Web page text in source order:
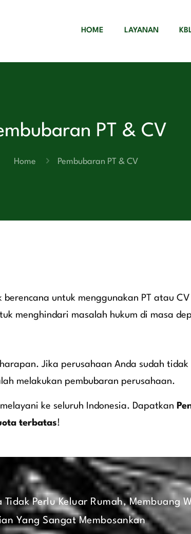
HOME LAYANAN
PT & CV
Home Pembubaran PT & CV
untuk menggunakan PT atau
menghindari masalah hukum di masa
Jika perusahaan Anda sudah
melakukan pembubaran perusahaan.
ke seluruh Indonesia. Dapatkan
terbatas!
Perlu Keluar Rumah, Membuang
Yang Sangat Membosankan